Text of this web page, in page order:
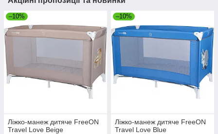
–10%
Ліжко-манеж дитяче FreeON
Travel Love Beige
–10%
Ліжко-манеж дитяче FreeON
Travel Love Blue